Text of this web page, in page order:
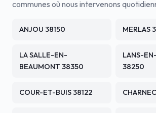
communes où nous intervenons
ANJOU 38150 MERLAS
LA SALLE-EN-
BEAUMONT 38350
LANS-
38250
COUR-ET-BUIS 38122